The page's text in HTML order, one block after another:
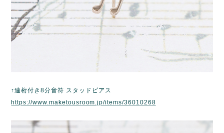
↑連桁付き8分音符 スタッドピアス
https://www.maketousroom.jp/items/36010268